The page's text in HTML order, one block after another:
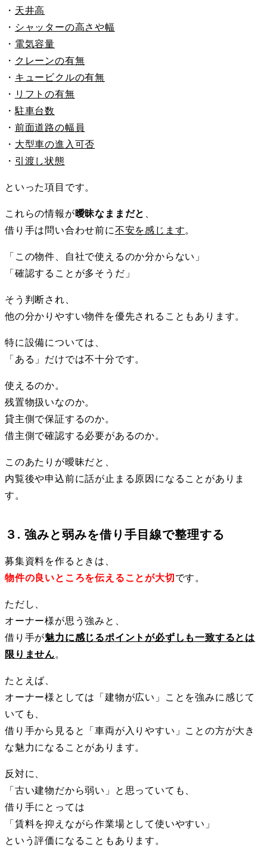
・ 天井高
・ シャッターの高さや幅
・ 電気容量
・ クレーンの有無
・ キュービクルの有無
・ リフトの有無
・ 駐車台数
・ 前面道路の幅員
・ 大型車の進入可否
・ 引渡し状態
といった項目です。
これらの情報が曖昧なままだと
借り手は問い合わせ前に不安を感じます。
「この物件、自社で使えるのか分からない」
「確認することが多そうだ」
そう判断され、
他の分かりやすい物件を優先されることもあります。
特に設備については、
「ある」だけでは不十分です。
使えるのか。
残置物扱いなのか。
貸主側で保証するのか。
借主側で確認する必要があるのか。
このあたりが曖昧だと、
内覧後や申込前に話が止まる原因になることがありま
す。
３. 強みと弱みを借り手目線で整理する
募集資料を作るときは、
物件の良いところを伝えることが大切 です。
ただし、
オーナー様が思う強みと、
借り手が魅力に感じるポイントが必ずしも一致するとは
限りません。
たとえば、
オーナー様としては「建物が広い」ことを強みに感じて
いても、
借り手から見ると「車両が入りやすい」ことの方が大き
な魅力になることがあります。
反対に、
「古い建物だから弱い」と思っていても、
借り手にとっては
「賃料を抑えながら作業場として使いやすい」
という評価になることもあります。